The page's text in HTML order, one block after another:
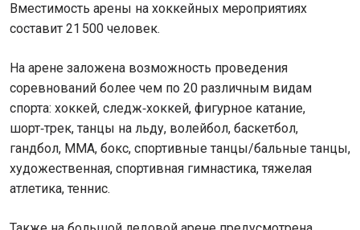
Вместимость арены на хоккейных мероприятиях
составит 21 500 человек.
На арене заложена возможность проведения
соревнований более чем по 20 различным видам
спорта: хоккей, следж‑хоккей, фигурное катание,
шорт‑трек, танцы на льду, волейбол, баскетбол,
гандбол, ММА, бокс, спортивные танцы/бальные танцы,
художественная, спортивная гимнастика, тяжелая
атлетика, теннис.